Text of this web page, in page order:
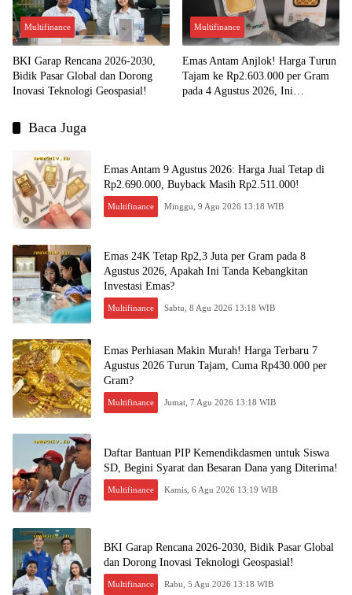
Multifinance
BKI Garap Rencana 2026-2030,
Bidik Pasar Global dan Dorong
Inovasi Teknologi Geospasial!
Multifinance
Emas Antam Anjlok! Harga Turun
Tajam ke Rp2.603.000 per Gram
pada 4 Agustus 2026, Ini
Baca Juga
Emas Antam 9 Agustus 2026: Harga Jual Tetap di
Rp2.690.000, Buyback Masih Rp2.511.000!
Multifinance Minggu, 9 Agu 2026 13:18 WIB
Emas 24K Tetap Rp2,3 Juta per Gram pada 8
Agustus 2026, Apakah Ini Tanda Kebangkitan
Investasi Emas?
Multifinance Sabtu, 8 Agu 2026 13:18 WIB
Emas Perhiasan Makin Murah! Harga Terbaru 7
Agustus 2026 Turun Tajam, Cuma Rp430.000 per
Gram?
Multifinance Jumat, 7 Agu 2026 13:18 WIB
Daftar Bantuan PIP Kemendikdasmen untuk Siswa
SD, Begini Syarat dan Besaran Dana yang Diterima!
Multifinance Kamis, 6 Agu 2026 13:19 WIB
BKI Garap Rencana 2026-2030, Bidik Pasar Global
dan Dorong Inovasi Teknologi Geospasial!
Multifinance Rabu, 5 Agu 2026 13:18 WIB